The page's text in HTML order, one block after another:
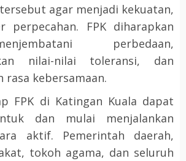
agar menjadi kekuatan,
perpecahan. FPK diharapkan
perbedaan,
nilai-nilai toleransi, dan
rasa kebersamaan.
FPK di Katingan Kuala dapat
dan mulai menjalankan
aktif. Pemerintah daerah,
tokoh agama, dan seluruh